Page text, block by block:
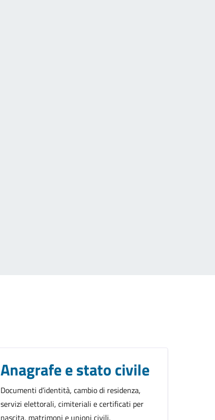
Anagrafe e stato civile
Documenti d’identità, cambio di residenza,
servizi elettorali, cimiteriali e certificati per